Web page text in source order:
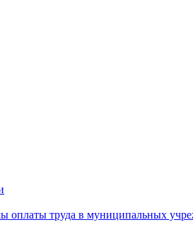
оплаты труда в муниципальных